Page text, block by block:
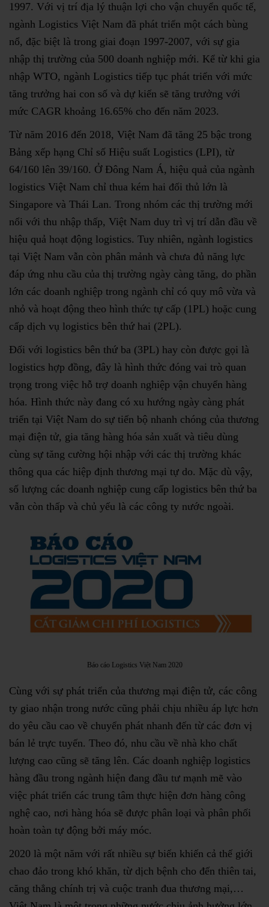
1997. Với vị trí địa lý thuận lợi cho vận chuyển quốc tế,
ngành Logistics Việt Nam đã phát triển một cách bùng
nổ, đặc biệt là trong giai đoạn 1997-2007, với sự gia
nhập thị trường của 500 doanh nghiệp mới. Kể từ khi gia
nhập WTO, ngành Logistics tiếp tục phát triển với mức
tăng trưởng hai con số và dự kiến sẽ tăng trưởng với
mức CAGR khoảng 16.65% cho đến năm 2023.
Từ năm 2016 đến 2018, Việt Nam đã tăng 25 bậc trong
Bảng xếp hạng Chỉ số Hiệu suất Logistics (LPI), từ
64/160 lên 39/160. Ở Đông Nam Á, hiệu quả của ngành
logistics Việt Nam chỉ thua kém hai đối thủ lớn là
Singapore và Thái Lan. Trong nhóm các thị trường mới
nổi với thu nhập thấp, Việt Nam duy trì vị trí dẫn đầu về
hiệu quả hoạt động logistics. Tuy nhiên, ngành logistics
tại Việt Nam vẫn còn phân mảnh và chưa đủ năng lực
đáp ứng nhu cầu của thị trường ngày càng tăng, do phần
lớn các doanh nghiệp trong ngành chỉ có quy mô vừa và
nhỏ và hoạt động theo hình thức tự cấp (1PL) hoặc cung
cấp dịch vụ logistics bên thứ hai (2PL).
Đối với logistics bên thứ ba (3PL) hay còn được gọi là
logistics hợp đồng, đây là hình thức đóng vai trò quan
trọng trong việc hỗ trợ doanh nghiệp vận chuyển hàng
hóa. Hình thức này đang có xu hướng ngày càng phát
triển tại Việt Nam do sự tiến bộ nhanh chóng của thương
mại điện tử, gia tăng hàng hóa sản xuất và tiêu dùng
cùng sự tăng cường hội nhập với các thị trường khác
thông qua các hiệp định thương mại tự do. Mặc dù vậy,
số lượng các doanh nghiệp cung cấp logistics bên thứ ba
vẫn còn thấp và chủ yếu là các công ty nước ngoài.
Báo cáo Logistics Việt Nam 2020
Cùng với sự phát triển của thương mại điện tử, các công
ty giao nhận trong nước cũng phải chịu nhiều áp lực hơn
do yêu cầu cao về chuyển phát nhanh đến từ các đơn vị
bán lẻ trực tuyến. Theo đó, nhu cầu về nhà kho chất
lượng cao cũng sẽ tăng lên. Các doanh nghiệp logistics
hàng đầu trong ngành hiện đang đầu tư mạnh mẽ vào
việc phát triển các trung tâm thực hiện đơn hàng công
nghệ cao, nơi hàng hóa sẽ được phân loại và phân phối
hoàn toàn tự động bởi máy móc.
2020 là một năm với rất nhiều sự biến khiến cả thế giới
chao đảo trong khó khăn, từ dịch bệnh cho đến thiên tai,
căng thẳng chính trị và cuộc tranh đua thương mại,…